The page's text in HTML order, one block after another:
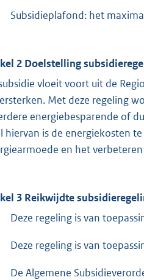
Subsidieplafond: het
2 Doelstelling
vloeit voort uit de
Met deze regeling
energiebesparende of
hiervan is de energiekosten
en het
3 Reikwijdte
Deze regeling is van
Deze regeling is van
De Algemene